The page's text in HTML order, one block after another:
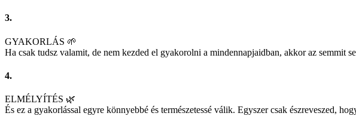
3.
GYAKORLÁS 🌱
Ha csak tudsz valamit, de nem kezded el gyakorolni a mindennapjaidban, akkor az semmit
4.
ELMÉLYÍTÉS 🌿
És ez a gyakorlással egyre könnyebbé és természetessé válik. Egyszer csak észreveszed,